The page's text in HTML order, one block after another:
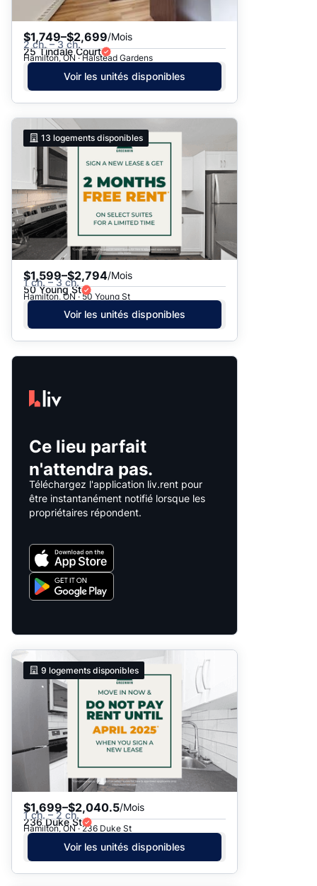
$1,749–$2,699/Mois
2 ch. – 3 ch.
25 Tindale Court
Hamilton, ON · Halstead Gardens
Voir les unités disponibles
13 logements disponibles
$1,599–$2,794/Mois
1 ch. – 3 ch.
50 Young St
Hamilton, ON · 50 Young St
Voir les unités disponibles
Ce lieu parfait
n'attendra pas.
Téléchargez l'application liv.rent pour
être instantanément notifié lorsque les
propriétaires répondent.
9 logements disponibles
$1,699–$2,040.5/Mois
1 ch. – 2 ch.
236 Duke St
Hamilton, ON · 236 Duke St
Voir les unités disponibles